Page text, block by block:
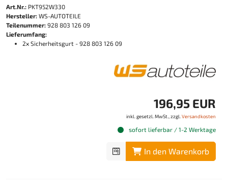
Art.Nr.: PKT952W330
Hersteller: WS-AUTOTEILE
Teilenummer: 928 803 126 09
Lieferumfang:
2x Sicherheitsgurt - 928 803 126 09
196,95 EUR
inkl. gesetzl. MwSt., zzgl. Versandkosten
sofort lieferbar / 1-2 Werktage
In den Warenkorb